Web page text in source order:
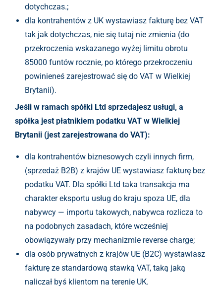
dotychczas.;
dla kontrahentów z UK wystawiasz fakturę bez VAT
tak jak dotychczas, nie się tutaj nie zmienia (do
przekroczenia wskazanego wyżej limitu obrotu
85000 funtów rocznie, po którego przekroczeniu
powinieneś zarejestrować się do VAT w Wielkiej
Brytanii).
Jeśli w ramach spółki Ltd sprzedajesz usługi, a
spółka jest płatnikiem podatku VAT w Wielkiej
Brytanii (jest zarejestrowana do VAT):
dla kontrahentów biznesowych czyli innych firm,
(sprzedaż B2B) z krajów UE wystawiasz fakturę bez
podatku VAT. Dla spółki Ltd taka transakcja ma
charakter eksportu usług do kraju spoza UE, dla
nabywcy — importu takowych, nabywca rozlicza to
na podobnych zasadach, które wcześniej
obowiązywały przy mechanizmie reverse charge;
dla osób prywatnych z krajów UE (B2C) wystawiasz
fakturę ze standardową stawką VAT, taką jaką
naliczał byś klientom na terenie UK.